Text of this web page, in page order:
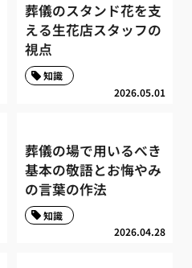
葬儀のスタンド花を支
える生花店スタッフの
視点
2026.05.01
知識
葬儀の場で用いるべき
基本の敬語とお悔やみ
の言葉の作法
2026.04.28
知識